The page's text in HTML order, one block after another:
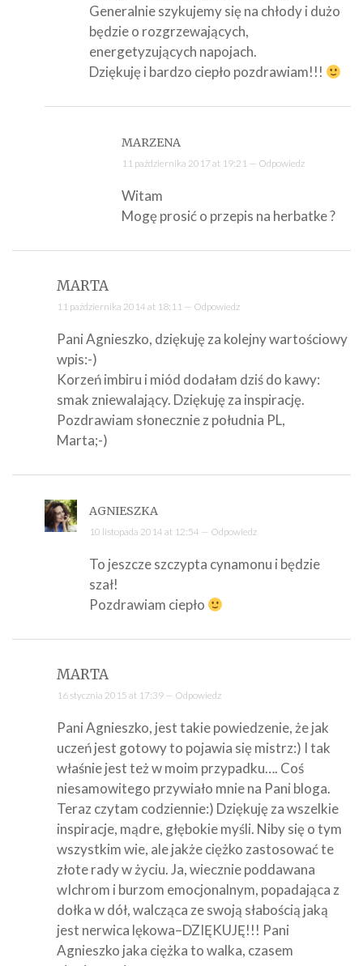
Generalnie szykujemy się na chłody i dużo
będzie o rozgrzewających,
energetyzujących napojach.
Dziękuję i bardzo ciepło pozdrawiam!!!
MARZENA
11 października 2017 at 19:21 — Odpowiedz
Witam
Mogę prosić o przepis na herbatke ?
MARTA
11 października 2014 at 18:11 — Odpowiedz
Pani Agnieszko, dziękuję za kolejny wartościowy
wpis:-)
Korzeń imbiru i miód dodałam dziś do kawy:
smak zniewalający. Dziękuję za inspirację.
Pozdrawiam słonecznie z południa PL,
Marta;-)
AGNIESZKA
10 listopada 2014 at 12:54 — Odpowiedz
To jeszcze szczypta cynamonu i będzie
szał!
Pozdrawiam ciepło
MARTA
16 stycznia 2015 at 17:39 — Odpowiedz
Pani Agnieszko, jest takie powiedzenie, że jak
uczeń jest gotowy to pojawia się mistrz:) I tak
właśnie jest też w moim przypadku…. Coś
niesamowitego przywiało mnie na Pani bloga.
Teraz czytam codziennie:) Dziękuję za wszelkie
inspiracje, mądre, głębokie myśli. Niby się o tym
wszystkim wie, ale jakże ciężko zastosować te
złote rady w życiu. Ja, wiecznie poddawana
wIchrom i burzom emocjonalnym, popadająca z
dołka w dół, walcząca ze swoją słabością jaką
jest nerwica lękowa–DZIĘKUJĘ!!! Pani
Agnieszko jaka ciężka to walka, czasem